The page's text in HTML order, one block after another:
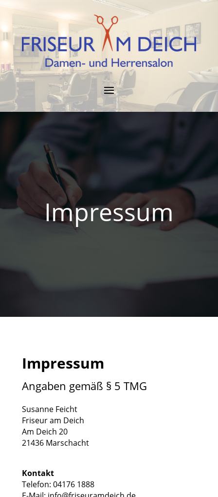
Impressum
Impressum
Angaben gemäß § 5 TMG
Susanne Feicht
Friseur am Deich
Am Deich 20
21436 Marschacht
Kontakt
Telefon: 04176 1888